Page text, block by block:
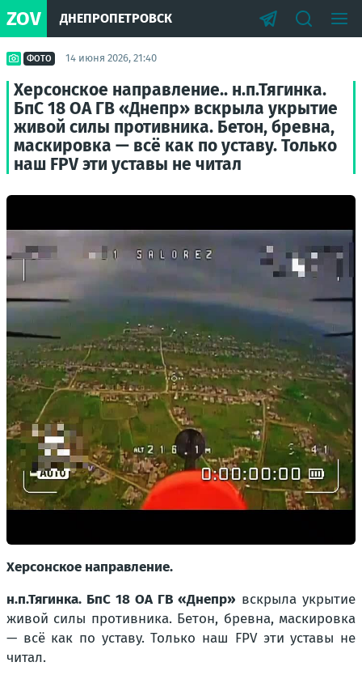
ZOV ДНЕПРОПЕТРОВСК
ФОТО 14 июня 2026, 21:40
Херсонское направление.. н.п.Тягинка.
БпС 18 ОА ГВ «Днепр» вскрыла укрытие
живой силы противника. Бетон, бревна,
маскировка — всё как по уставу. Только
наш FPV эти уставы не читал
Херсонское направление.
н.п.Тягинка. БпС 18 ОА ГВ «Днепр» вскрыла укрытие
живой силы противника. Бетон, бревна, маскировка
— всё как по уставу. Только наш FPV эти уставы не
читал.